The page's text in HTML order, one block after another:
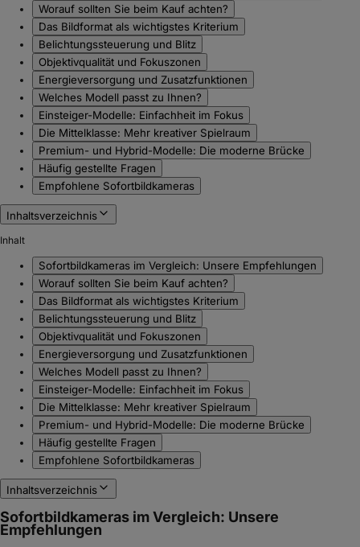
Worauf sollten Sie beim Kauf achten?
Das Bildformat als wichtigstes Kriterium
Belichtungssteuerung und Blitz
Objektivqualität und Fokuszonen
Energieversorgung und Zusatzfunktionen
Welches Modell passt zu Ihnen?
Einsteiger-Modelle: Einfachheit im Fokus
Die Mittelklasse: Mehr kreativer Spielraum
Premium- und Hybrid-Modelle: Die moderne Brücke
Häufig gestellte Fragen
Empfohlene Sofortbildkameras
Inhaltsverzeichnis
Inhalt
Sofortbildkameras im Vergleich: Unsere Empfehlungen
Worauf sollten Sie beim Kauf achten?
Das Bildformat als wichtigstes Kriterium
Belichtungssteuerung und Blitz
Objektivqualität und Fokuszonen
Energieversorgung und Zusatzfunktionen
Welches Modell passt zu Ihnen?
Einsteiger-Modelle: Einfachheit im Fokus
Die Mittelklasse: Mehr kreativer Spielraum
Premium- und Hybrid-Modelle: Die moderne Brücke
Häufig gestellte Fragen
Empfohlene Sofortbildkameras
Inhaltsverzeichnis
Sofortbildkameras im Vergleich: Unsere
Empfehlungen